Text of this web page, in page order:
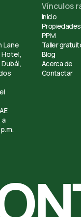
Lane
Vínculos
Inicio
Propiedades
PPM
Taller
Blog
Acerca de
Contactar